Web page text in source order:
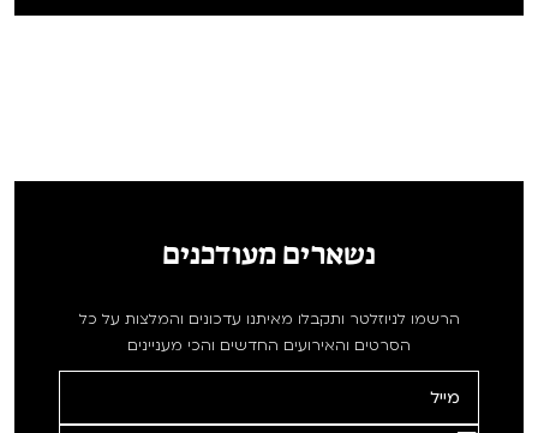
נשארים מעודכנים
הרשמו לניוזלטר ותקבלו מאיתנו עדכונים והמלצות על כל
הסרטים והאירועים החדשים והכי מעניינים